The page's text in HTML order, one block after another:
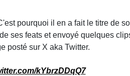
pourquoi il en a fait le titre de
ses feats et envoyé quelques
posté sur X aka Twitter.
kYbrzDDqQ7